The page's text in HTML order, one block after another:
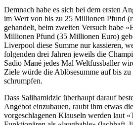
Demnach habe es sich bei dem ersten
im Wert von bis zu 25 Millionen Pfund
gehandelt, beim zweiten Versuch habe
Millionen Pfund (35 Millionen Euro)
Liverpool diese Summe nur kassieren,
folgenden drei Jahren jeweils die
Sadio Mané jedes Mal Weltfussballer
Ziele würde die Ablösesumme auf bis
schrumpfen.
Dass Salihamidzic überhaupt darauf
Angebot einzubauen, raubt ihm etwas
vorgeschlagenen Klauseln werden laut